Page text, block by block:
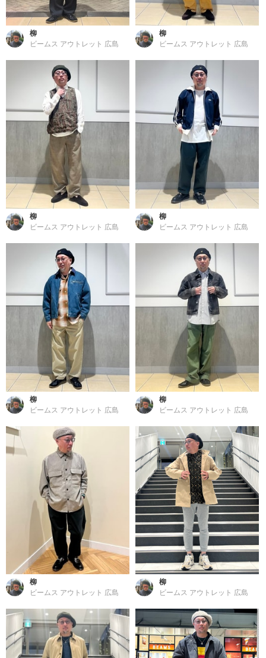
柳
ビームス アウトレット 広島
柳
ビームス アウトレット 広島
柳
ビームス アウトレット 広島
柳
ビームス アウトレット 広島
柳
ビームス アウトレット 広島
柳
ビームス アウトレット 広島
柳
ビームス アウトレット 広島
柳
ビームス アウトレット 広島